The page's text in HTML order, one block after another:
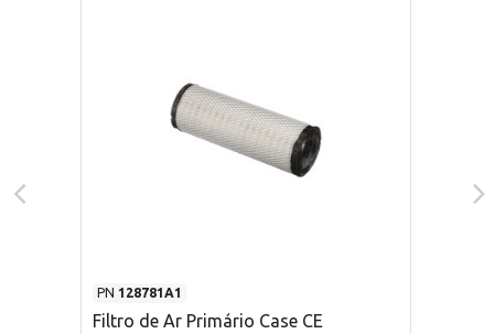
PN 128781A1
Filtro de Ar Primário Case CE